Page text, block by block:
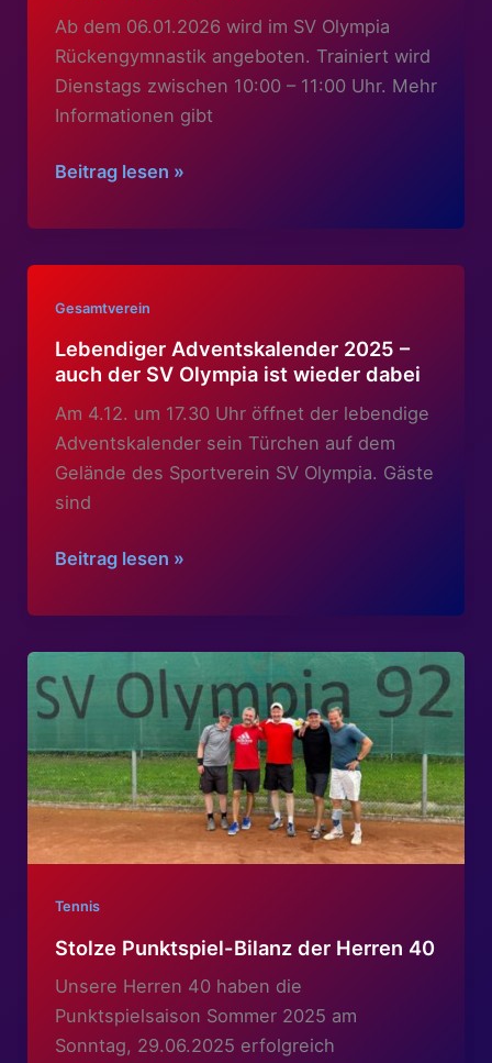
Ab dem 06.01.2026 wird im SV Olympia
Rückengymnastik angeboten. Trainiert wird
Dienstags zwischen 10:00 – 11:00 Uhr. Mehr
Informationen gibt
NEU:
in
Balance,
Funktionsgymnastik
mit
Musik
für
Frauen
und
Männer
Beitrag lesen »
Gesamtverein
Lebendiger Adventskalender 2025 –
auch der SV Olympia ist wieder dabei
Am 4.12. um 17.30 Uhr öffnet der lebendige
Adventskalender sein Türchen auf dem
Gelände des Sportverein SV Olympia. Gäste
sind
Lebendiger
2025
–
auch
der
Olympia
ist
wieder
Beitrag lesen »
Tennis
Stolze Punktspiel-Bilanz der Herren 40
Unsere Herren 40 haben die
Punktspielsaison Sommer 2025 am
Sonntag, 29.06.2025 erfolgreich